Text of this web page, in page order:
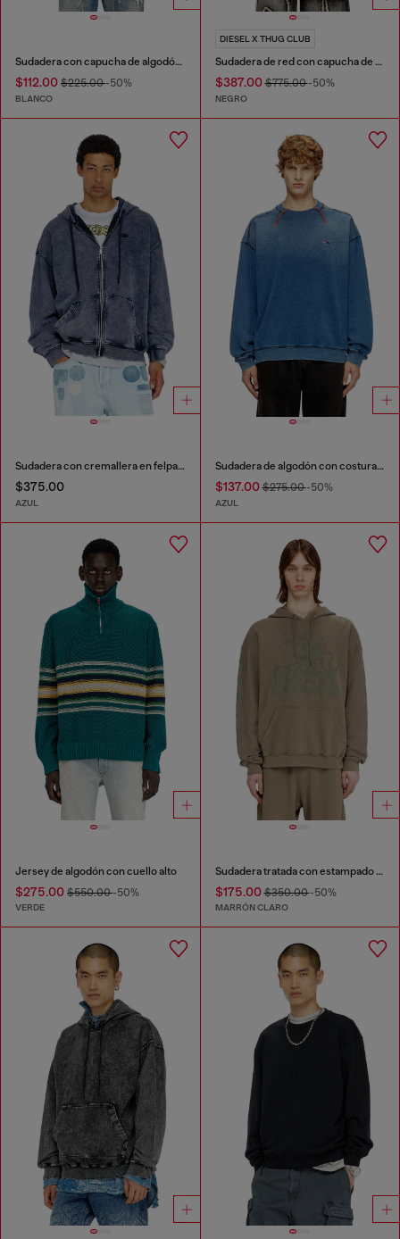
Sudadera con capucha de algodón con gráfico de cereza
$112.00 $225.00-50%
BLANCO
DIESEL X THUG CLUB
Sudadera de red con capucha de cierre completo
$387.00$775.00-50%
NEGRO
Sudadera con cremallera en felpa de algodón tratado
$375.00
AZUL
Sudadera de algodón con costuras en contraste
$137.00$275.00-50%
AZUL
Jersey de algodón con cuello alto
$275.00 $550.00-50%
VERDE
Sudadera tratada con estampado de grifo
$175.00$350.00-50%
MARRÓN CLARO